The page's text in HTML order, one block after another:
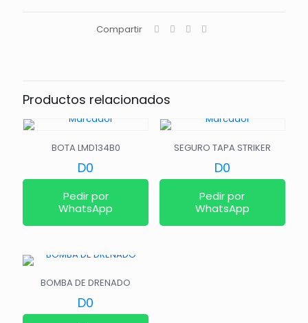
Compartir
Productos relacionados
BOTA LMD134B0
D0
Pedir por
WhatsApp
SEGURO TAPA STRIKER
D0
Pedir por
WhatsApp
BOMBA DE DRENADO
D0